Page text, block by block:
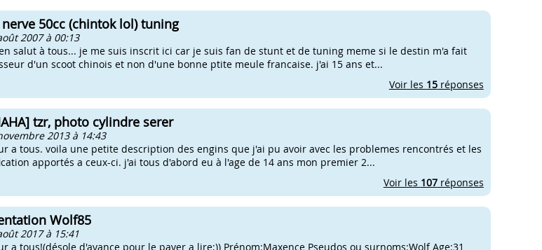
50cc (chintok lol) tuning
2007 à 00:13
salut à tous... je me suis inscrit ici car je suis fan de stunt et de tuning meme si le destin m'a fait
d'un scoot chinois et non d'une bonne ptite meule francaise. j'ai 15 ans et...
Voir les 15réponses
tzr, photo cylindre serer
2013 à 14:43
a tous. voila une petite description des engins que j'ai pu avoir avec les problemes rencontrés et les
apportés a ceux-ci. j'ai tous d'abord eu à l'age de 14 ans mon premier 2...
Voir les 107réponses
Wolf85
2017 à 15:41
a tous!(désole d'avance pour le paver a lire;)) Prénom:Maxence Pseudos ou surnoms:Wolf Age:31